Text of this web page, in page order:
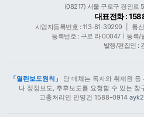
(08217) 서울 구로구 경인로
대표전화 :
사업자등록번호 : 113-81-39299
통
등록번호 : 구로 라 00047ㅣ등록/
발행/편집인 :
「열린보도원칙」
당 매체는 독자와 취재원
나 정정보도, 추후보도를 요청할 수 있는
고충처리인 안영건 1588-0914